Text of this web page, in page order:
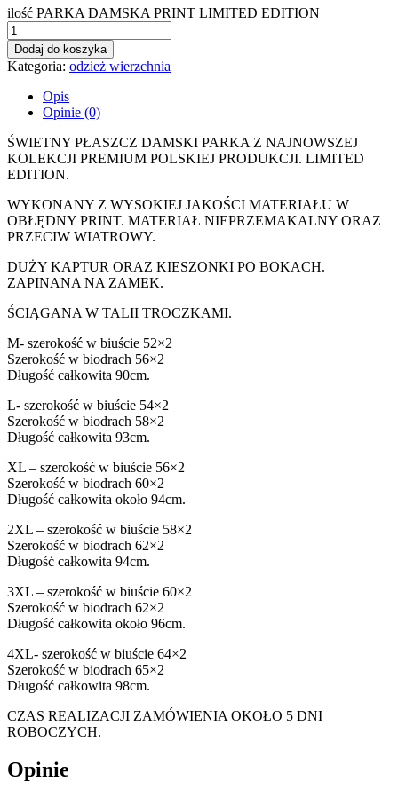
ilość PARKA DAMSKA PRINT LIMITED EDITION
Dodaj do koszyka
Kategoria: odzież wierzchnia
Opis
Opinie (0)
ŚWIETNY PŁASZCZ DAMSKI PARKA Z NAJNOWSZEJ
KOLEKCJI PREMIUM POLSKIEJ PRODUKCJI. LIMITED
EDITION.
WYKONANY Z WYSOKIEJ JAKOŚCI MATERIAŁU W
OBŁĘDNY PRINT. MATERIAŁ NIEPRZEMAKALNY ORAZ
PRZECIW WIATROWY.
DUŻY KAPTUR ORAZ KIESZONKI PO BOKACH.
ZAPINANA NA ZAMEK.
ŚCIĄGANA W TALII TROCZKAMI.
M- szerokość w biuście 52×2
Szerokość w biodrach 56×2
Długość całkowita 90cm.
L- szerokość w biuście 54×2
Szerokość w biodrach 58×2
Długość całkowita 93cm.
XL – szerokość w biuście 56×2
Szerokość w biodrach 60×2
Długość całkowita około 94cm.
2XL – szerokość w biuście 58×2
Szerokość w biodrach 62×2
Długość całkowita 94cm.
3XL – szerokość w biuście 60×2
Szerokość w biodrach 62×2
Długość całkowita około 96cm.
4XL- szerokość w biuście 64×2
Szerokość w biodrach 65×2
Długość całkowita 98cm.
CZAS REALIZACJI ZAMÓWIENIA OKOŁO 5 DNI
ROBOCZYCH.
Opinie